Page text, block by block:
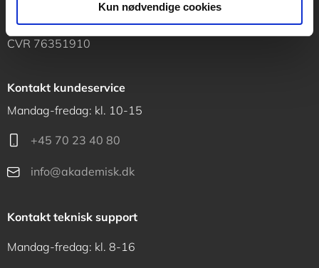
Kun nødvendige cookies
1120 København K
CVR 76351910
Kontakt kundeservice
Mandag-fredag: kl. 10-15
+45 70 23 40 80
info@akademisk.dk
Kontakt teknisk support
Mandag-fredag: kl. 8-16